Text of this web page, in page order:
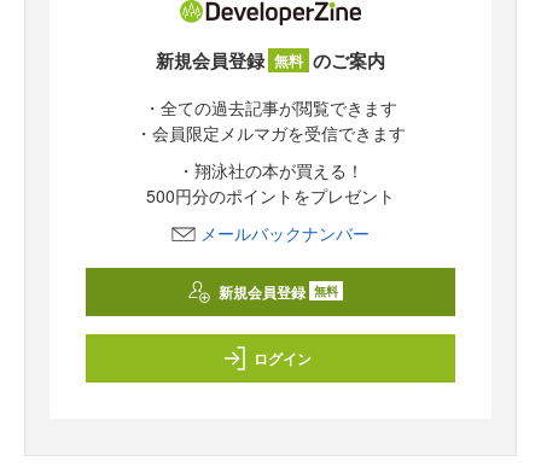
新規会員登録 無料 のご案内
・全ての過去記事が閲覧できます
・会員限定メルマガを受信できます
・翔泳社の本が買える！
500円分のポイントをプレゼント
メールバックナンバー
新規会員登録 無料
ログイン